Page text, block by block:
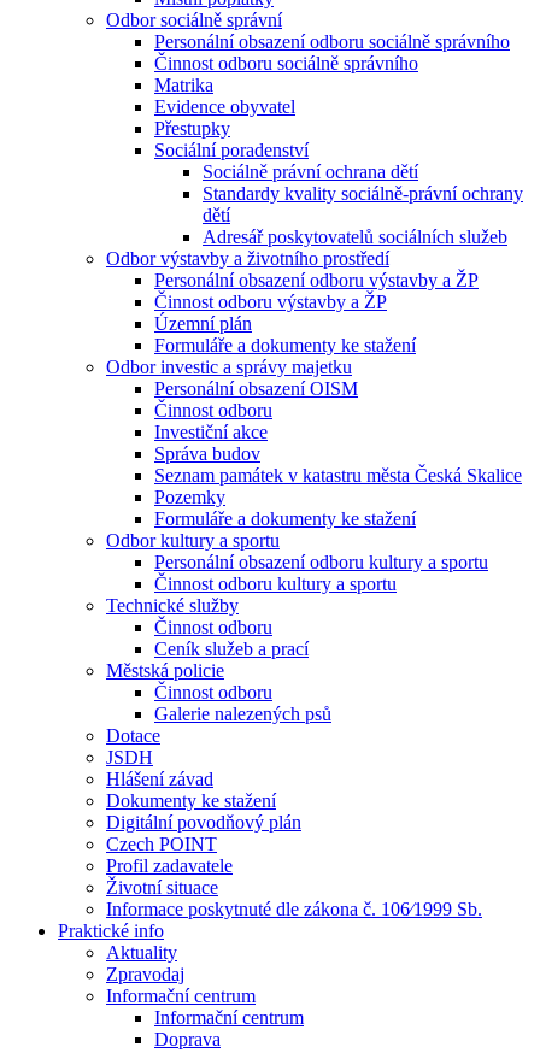
Odbor sociálně správní
Personální obsazení odboru sociálně správního
Činnost odboru sociálně správního
Matrika
Evidence obyvatel
Přestupky
Sociální poradenství
Sociálně právní ochrana dětí
Standardy kvality sociálně-právní ochrany
dětí
Adresář poskytovatelů sociálních služeb
Odbor výstavby a životního prostředí
Personální obsazení odboru výstavby a ŽP
Činnost odboru výstavby a ŽP
Územní plán
Formuláře a dokumenty ke stažení
Odbor investic a správy majetku
Personální obsazení OISM
Činnost odboru
Investiční akce
Správa budov
Seznam památek v katastru města Česká Skalice
Pozemky
Formuláře a dokumenty ke stažení
Odbor kultury a sportu
Personální obsazení odboru kultury a sportu
Činnost odboru kultury a sportu
Technické služby
Činnost odboru
Ceník služeb a prací
Městská policie
Činnost odboru
Galerie nalezených psů
Dotace
JSDH
Hlášení závad
Dokumenty ke stažení
Digitální povodňový plán
Czech POINT
Profil zadavatele
Životní situace
Informace poskytnuté dle zákona č. 106⁄1999 Sb.
Praktické info
Aktuality
Zpravodaj
Informační centrum
Informační centrum
Doprava